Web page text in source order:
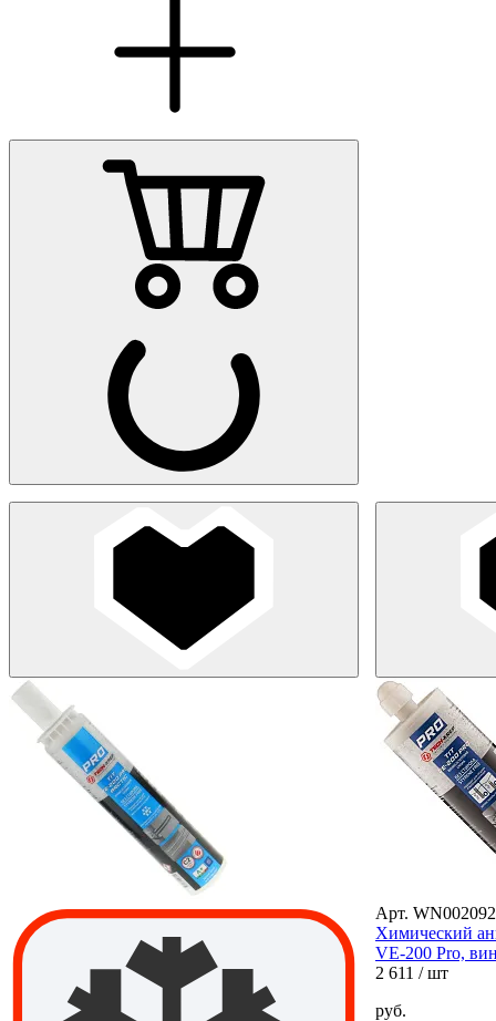
Арт.
Химический
VE-200 Pro,
2 611 / шт
руб.